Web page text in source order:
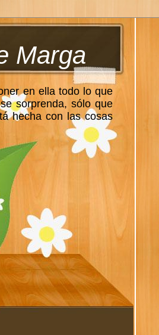
Marga
en ella todo lo que
sorprenda, sólo que
hecha con las cosas